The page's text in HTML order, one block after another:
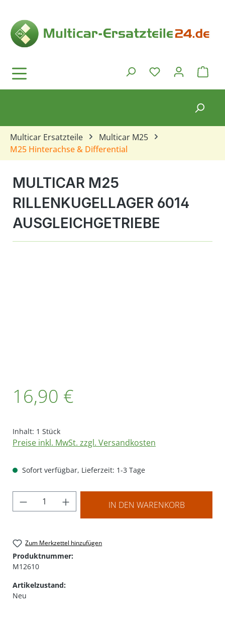
Du hast 0
Multicar Ersatzteile
Multicar M25
M25 Hinterachse & Differential
MULTICAR M25
RILLENKUGELLAGER 6014
AUSGLEICHGETRIEBE
16,90 €
Inhalt: 1 Stück
Preise inkl. MwSt. zzgl. Versandkosten
Sofort verfügbar, Lieferzeit: 1-3 Tage
Produkt Anzahl: Gib den gewünschten
IN DEN WARENKORB
Zum Merkzettel hinzufügen
Produktnummer:
M12610
Artikelzustand:
Neu